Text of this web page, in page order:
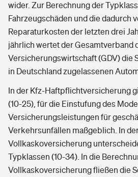
wider. Zur Berechnung der
Fahrzeugschäden und die dadurch
Reparaturkosten der letzten drei
jährlich wertet der Gesamtverband
Versicherungswirtschaft (GDV) die
in Deutschland zugelassenen
In der Kfz-Haftpflichtversicherung
(10-25), für die Einstufung des
Versicherungsleistungen für
Verkehrsunfällen maßgeblich. In
Vollkaskoversicherung
Typklassen (10-34). In die
Vollkaskoversicherung fließen die